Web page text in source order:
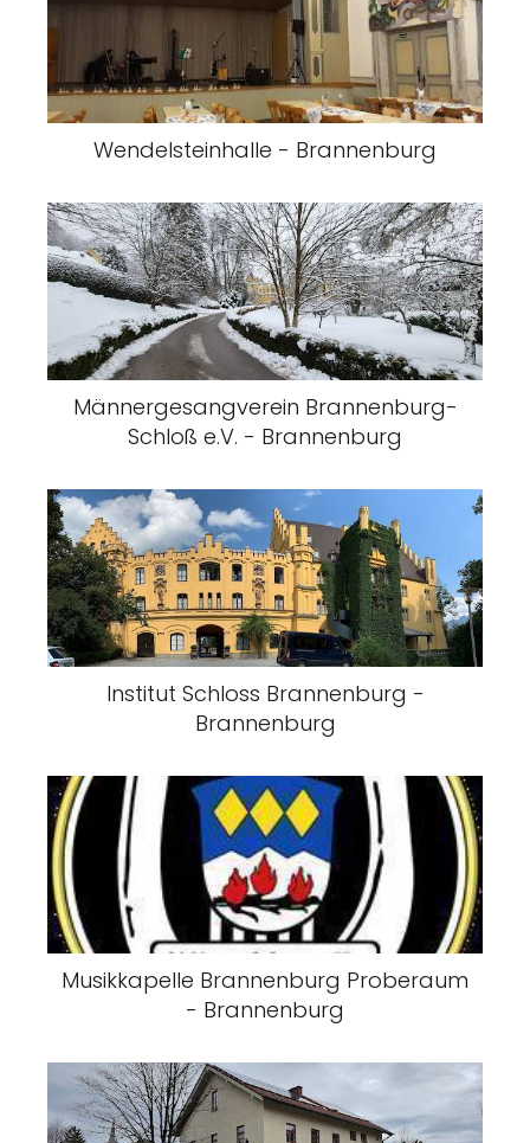
Wendelsteinhalle - Brannenburg
Männergesangverein Brannenburg-
Schloß e.V. - Brannenburg
Institut Schloss Brannenburg -
Brannenburg
Musikkapelle Brannenburg Proberaum
- Brannenburg